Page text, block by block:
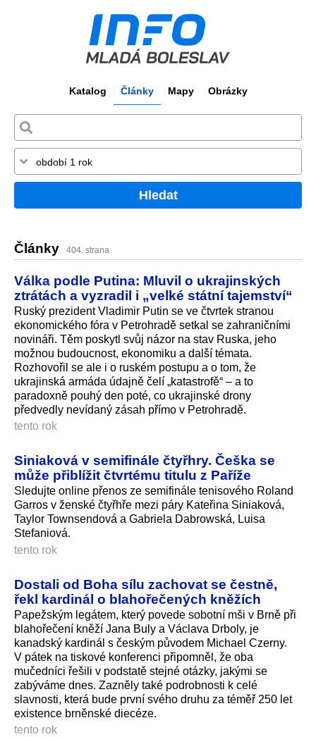
Katalog Články Mapy Obrázky
Hledat
Články 404. strana
Válka podle Putina: Mluvil o ukrajinských
ztrátách a vyzradil i „velké státní tajemství“
Ruský prezident Vladimir Putin se ve čtvrtek stranou
ekonomického fóra v Petrohradě setkal se zahraničními
novináři. Těm poskytl svůj názor na stav Ruska, jeho
možnou budoucnost, ekonomiku a další témata.
Rozhovořil se ale i o ruském postupu a o tom, že
ukrajinská armáda údajně čelí „katastrofě“ – a to
paradoxně pouhý den poté, co ukrajinské drony
předvedly nevídaný zásah přímo v Petrohradě.
tento rok
Siniaková v semifinále čtyřhry. Češka se
může přiblížit čtvrtému titulu z Paříže
Sledujte online přenos ze semifinále tenisového Roland
Garros v ženské čtyřhře mezi páry Kateřina Siniaková,
Taylor Townsendová a Gabriela Dabrowská, Luisa
Stefaniová.
tento rok
Dostali od Boha sílu zachovat se čestně,
řekl kardinál o blahořečených kněžích
Papežským legátem, který povede sobotní mši v Brně při
blahořečení kněží Jana Buly a Václava Drboly, je
kanadský kardinál s českým původem Michael Czerny.
V pátek na tiskové konferenci připomněl, že oba
mučedníci řešili v podstatě stejné otázky, jakými se
zabýváme dnes. Zazněly také podrobnosti k celé
slavnosti, která bude první svého druhu za téměř 250 let
existence brněnské diecéze.
tento rok